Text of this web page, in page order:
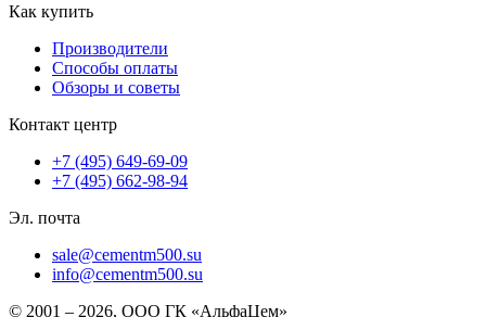
Как купить
Производители
Способы оплаты
Обзоры и советы
Контакт центр
+7 (495) 649-69-09
+7 (495) 662-98-94
Эл. почта
sale@cementm500.su
info@cementm500.su
© 2001 – 2026, ООО ГК «АльфаЦем»